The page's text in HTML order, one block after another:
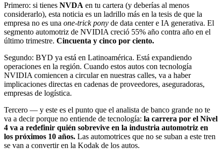
Primero: si tienes NVDA en tu cartera (y deberías al menos
considerarlo), esta noticia es un ladrillo más en la tesis de que la
empresa no es una one-trick pony de data center e IA generativa. El
segmento automotriz de NVIDIA creció 55% año contra año en el
último trimestre. Cincuenta y cinco por ciento.
Segundo: BYD ya está en Latinoamérica. Está expandiendo
operaciones en la región. Cuando estos autos con tecnología
NVIDIA comiencen a circular en nuestras calles, va a haber
implicaciones directas en cadenas de proveedores, aseguradoras,
empresas de logística.
Tercero — y este es el punto que el analista de banco grande no te
va a decir porque no entiende de tecnología: la carrera por el Nivel
4 va a redefinir quién sobrevive en la industria automotriz en
los próximos 10 años. Las automotrices que no se suban a este tren
se van a convertir en la Kodak de los autos.